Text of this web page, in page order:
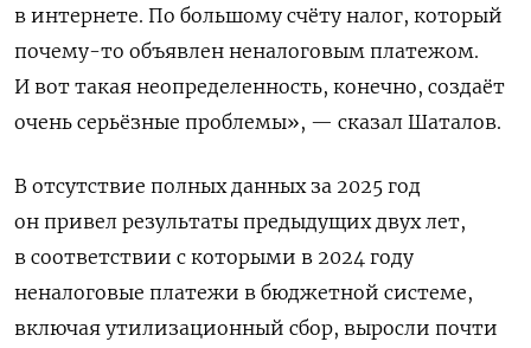
в ‌интернете. По большому счёту налог, который
почему-то объявлен неналоговым платежом.
И вот такая неопределенность, конечно, создаёт
очень серьёзные проблемы», — сказал Шаталов.
В отсутствие полных данных ‌за 2025 год
он привел результаты предыдущих двух лет,
в соответствии с которыми в 2024 году
неналоговые платежи в бюджетной системе,
включая утилизационный сбор, выросли почти